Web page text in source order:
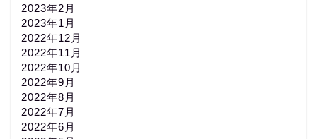
2023年2月
2023年1月
2022年12月
2022年11月
2022年10月
2022年9月
2022年8月
2022年7月
2022年6月